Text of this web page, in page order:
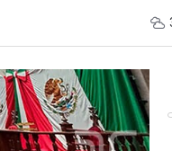
Martínez consolidó